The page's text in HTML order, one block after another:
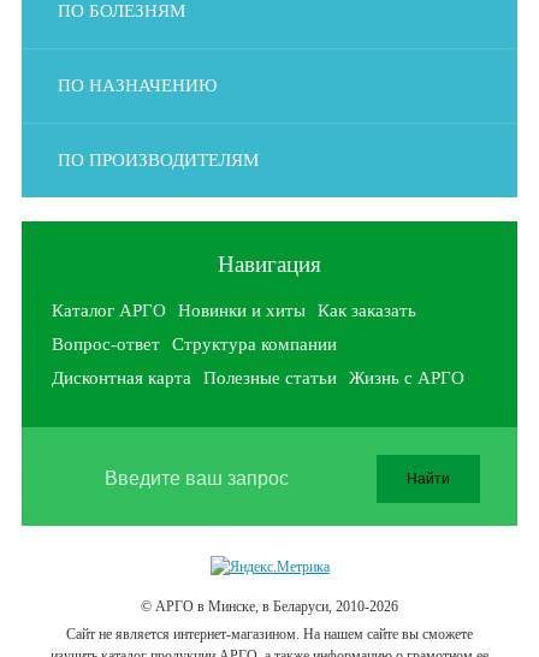
ПО БОЛЕЗНЯМ
ПО НАЗНАЧЕНИЮ
ПО ПРОИЗВОДИТЕЛЯМ
Навигация
Каталог АРГО Новинки и хиты
Как заказать
Вопрос-ответ
Структура компании
Дисконтная карта
Полезные статьи Жизнь с АРГО
© АРГО в Минске, в Беларуси, 2010-2026
Cайт не является интернет-магазином. На нашем сайте вы сможете